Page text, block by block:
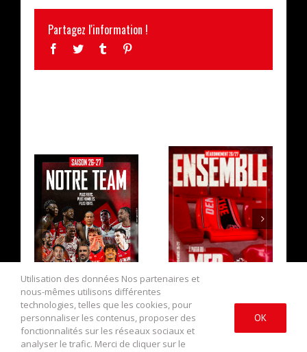
Partagez l'information !
Facebook
Twitter Tumblr
L’EFFECTIF
2026/2027 AU
COMPLET !
LA CAMPAGNE DE
RÉABONNEMENT
EST OUVERTE !
Utilisation des données Nos partenaires et
nous-mêmes utilisons différentes
technologies, telles que les cookies, pour
personnaliser les contenus, proposer des
fonctionnalités sur les réseaux sociaux et
analyser le trafic. Merci de cliquer sur le
OK